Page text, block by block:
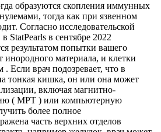
образуются скопления иммунных
тогда как при язвенном
Согласно исследовательской
StatPearls в сентябре 2022
результатом попытки вашего
инородного материала, и клетки
Если врач подозревает, что в
тонкая кишка, он или она может
включая магнитно-
( МРТ ) или компьютерную
более полное
часть верхних отделов